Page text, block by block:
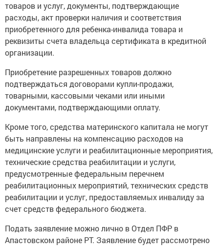
товаров и услуг, документы, подтверждающие
расходы, акт проверки наличия и соответствия
приобретенного для ребенка-инвалида товара и
реквизиты счета владельца сертификата в кредитной
организации.
Приобретение разрешенных товаров должно
подтверждаться договорами купли-продажи,
товарными, кассовыми чеками или иными
документами, подтверждающими оплату.
Кроме того, средства материнского капитала не могут
быть направлены на компенсацию расходов на
медицинские услуги и реабилитационные мероприятия,
технические средства реабилитации и услуги,
предусмотренные федеральным перечнем
реабилитационных мероприятий, технических средств
реабилитации и услуг, предоставляемых инвалиду за
счет средств федерального бюджета.
Подать заявление можно лично в Отдел ПФР в
Апастовском районе РТ. Заявление будет рассмотрено